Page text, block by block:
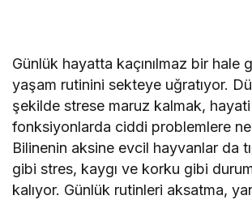
Günlük hayatta kaçınılmaz bir hale
yaşam rutinini sekteye uğratıyor.
şekilde strese maruz kalmak, hayati
fonksiyonlarda ciddi problemlere
Bilinenin aksine evcil hayvanlar da
gibi stres, kaygı ve korku gibi
kalıyor. Günlük rutinleri aksatma,